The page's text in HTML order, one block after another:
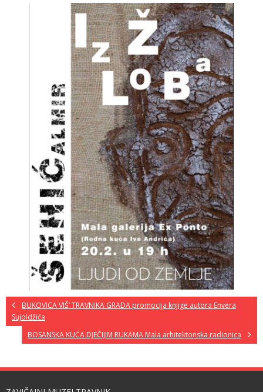
BUKOVICA VIŠ’ TRAVNIKA GRADA promocija knjige autora Envera
Sujoldžića
BOSANSKA KUĆA DJEČIJIM RUKAMA Mala arhitektonska radionica